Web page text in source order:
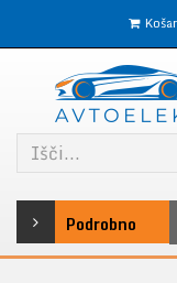
Podrobno